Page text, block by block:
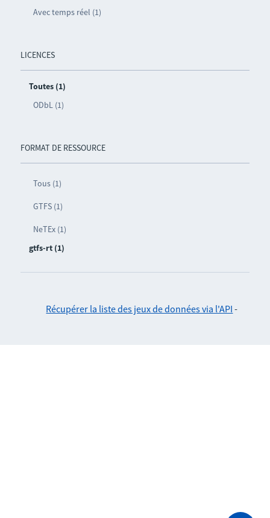
Avec temps réel (1)
LICENCES
Toutes (1)
ODbL (1)
FORMAT DE RESSOURCE
Tous (1)
GTFS (1)
NeTEx (1)
gtfs-rt (1)
Récupérer la liste des jeux de données via l'API -